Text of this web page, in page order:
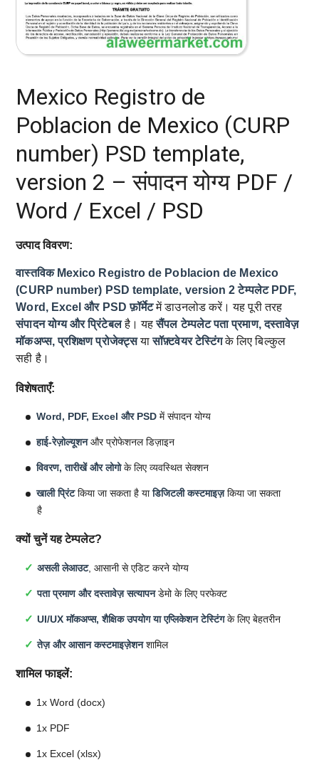
Mexico Registro de
Poblacion de Mexico (CURP
number) PSD template,
version 2 – संपादन योग्य PDF /
Word / Excel / PSD
उत्पाद विवरण:
वास्तविक Mexico Registro de Poblacion de Mexico
(CURP number) PSD template, version 2 टेम्पलेट PDF,
Word, Excel और PSD फ़ॉर्मेटमें डाउनलोड करें। यह पूरी तरह
संपादन योग्य और प्रिंटेबलहै। यहसैंपल टेम्पलेट पता प्रमाण, दस्तावेज़
मॉकअप्स, प्रशिक्षण प्रोजेक्ट्सयासॉफ़्टवेयर टेस्टिंगके लिए बिल्कुल
सही है।
विशेषताएँ:
Word, PDF, Excel और PSD में संपादन योग्य
हाई-रेज़ोल्यूशनऔर प्रोफेशनल डिज़ाइन
विवरण, तारीखें और लोगोके लिए व्यवस्थित सेक्शन
खाली प्रिंटकिया जा सकता है याडिजिटली कस्टमाइज़किया जा सकता
है
क्यों चुनें यह टेम्पलेट?
असली लेआउट, आसानी से एडिट करने योग्य
पता प्रमाण और दस्तावेज़ सत्यापनडेमो के लिए परफेक्ट
UI/UX मॉकअप्स, शैक्षिक उपयोग या एप्लिकेशन टेस्टिंगके लिए बेहतरीन
तेज़ और आसान कस्टमाइज़ेशनशामिल
शामिल फाइलें:
1x Word (docx)
1x PDF
1x Excel (xlsx)